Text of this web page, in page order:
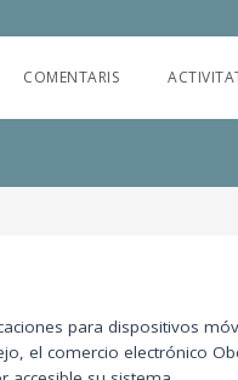
COMENTARIS
para dispositivos
el comercio electrónico